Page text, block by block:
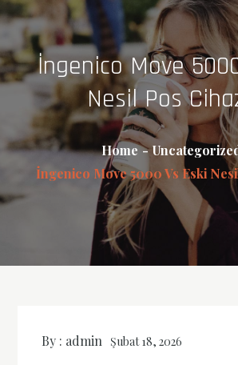
İngenico Move
Nesil Pos
Home
İngenico Move 5000 Vs Eski
By : admin Şubat 18, 2026